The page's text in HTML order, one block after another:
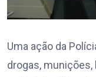
Uma ação da
drogas,